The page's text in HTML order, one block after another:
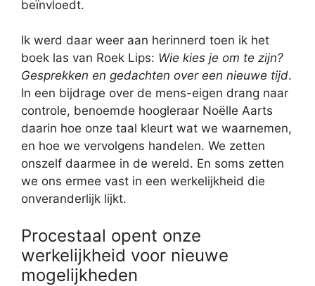
beïnvloedt.
Ik werd daar weer aan herinnerd toen ik het
boek las van Roek Lips: Wie kies je om te zijn?
Gesprekken en gedachten over een nieuwe tijd.
In een bijdrage over de mens-eigen drang naar
controle, benoemde hoogleraar Noëlle Aarts
daarin hoe onze taal kleurt wat we waarnemen,
en hoe we vervolgens handelen. We zetten
onszelf daarmee in de wereld. En soms zetten
we ons ermee vast in een werkelijkheid die
onveranderlijk lijkt.
Procestaal opent onze
werkelijkheid voor nieuwe
mogelijkheden